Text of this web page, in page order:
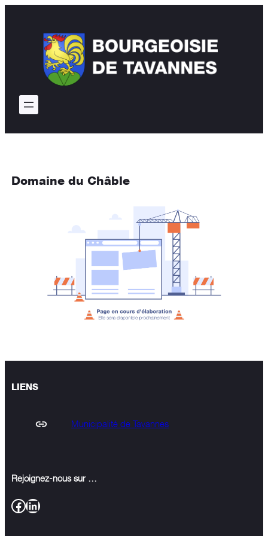
Domaine du Châble
LIENS
Municipalité de Tavannes
Rejoignez-nous sur …
Facebook LinkedIn